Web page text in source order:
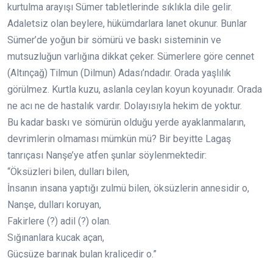
kurtulma arayışı Sümer tabletlerinde sıklıkla dile gelir.
Adaletsiz olan beylere, hükümdarlara lanet okunur. Bunlar
Sümer’de yoğun bir sömürü ve baskı sisteminin ve
mutsuzluğun varlığına dikkat çeker. Sümerlere göre cennet
(Altınçağ) Tilmun (Dilmun) Adası’ndadır. Orada yaşlılık
görülmez. Kurtla kuzu, aslanla ceylan koyun koyunadır. Orada
ne acı ne de hastalık vardır. Dolayısıyla hekim de yoktur.
Bu kadar baskı ve sömürün olduğu yerde ayaklanmaların,
devrimlerin olmaması mümkün mü? Bir beyitte Lagaş
tanrıçası Nanşe’ye atfen şunlar söylenmektedir:
“Öksüzleri bilen, dulları bilen,
İnsanın insana yaptığı zulmü bilen, öksüzlerin annesidir o,
Nanşe, dulları koruyan,
Fakirlere (?) adil (?) olan.
Sığınanlara kucak açan,
Güçsüze barınak bulan kraliçedir o.”